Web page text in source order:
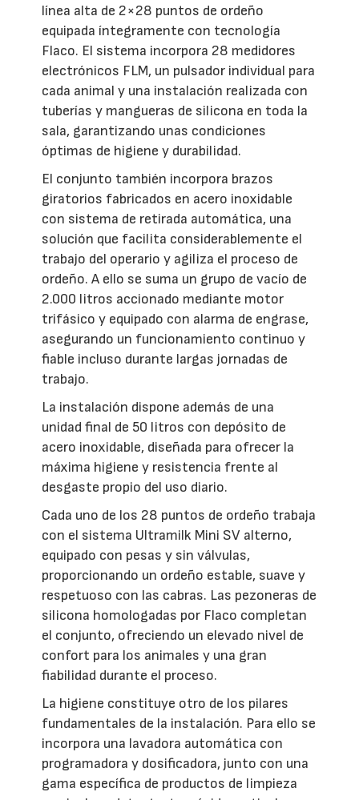
línea alta de 2×28 puntos de ordeño
equipada íntegramente con tecnología
Flaco. El sistema incorpora 28 medidores
electrónicos FLM, un pulsador individual para
cada animal y una instalación realizada con
tuberías y mangueras de silicona en toda la
sala, garantizando unas condiciones
óptimas de higiene y durabilidad.
El conjunto también incorpora brazos
giratorios fabricados en acero inoxidable
con sistema de retirada automática, una
solución que facilita considerablemente el
trabajo del operario y agiliza el proceso de
ordeño. A ello se suma un grupo de vacío de
2.000 litros accionado mediante motor
trifásico y equipado con alarma de engrase,
asegurando un funcionamiento continuo y
fiable incluso durante largas jornadas de
trabajo.
La instalación dispone además de una
unidad final de 50 litros con depósito de
acero inoxidable, diseñada para ofrecer la
máxima higiene y resistencia frente al
desgaste propio del uso diario.
Cada uno de los 28 puntos de ordeño trabaja
con el sistema Ultramilk Mini SV alterno,
equipado con pesas y sin válvulas,
proporcionando un ordeño estable, suave y
respetuoso con las cabras. Las pezoneras de
silicona homologadas por Flaco completan
el conjunto, ofreciendo un elevado nivel de
confort para los animales y una gran
fiabilidad durante el proceso.
La higiene constituye otro de los pilares
fundamentales de la instalación. Para ello se
incorpora una lavadora automática con
programadora y dosificadora, junto con una
gama específica de productos de limpieza